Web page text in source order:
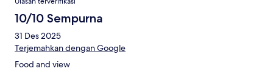
10/10 Sempurna
31 Des 2025
Terjemahkan dengan Google
Food and view